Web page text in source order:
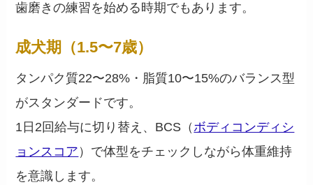
歯磨きの練習を始める時期でもあります。
成犬期（1.5〜7歳）
タンパク質22〜28%・脂質10〜15%のバランス型
がスタンダードです。
1日2回給与に切り替え、BCS（ボディコンディシ
ョンスコア ）で体型をチェックしながら体重維持
を意識します。